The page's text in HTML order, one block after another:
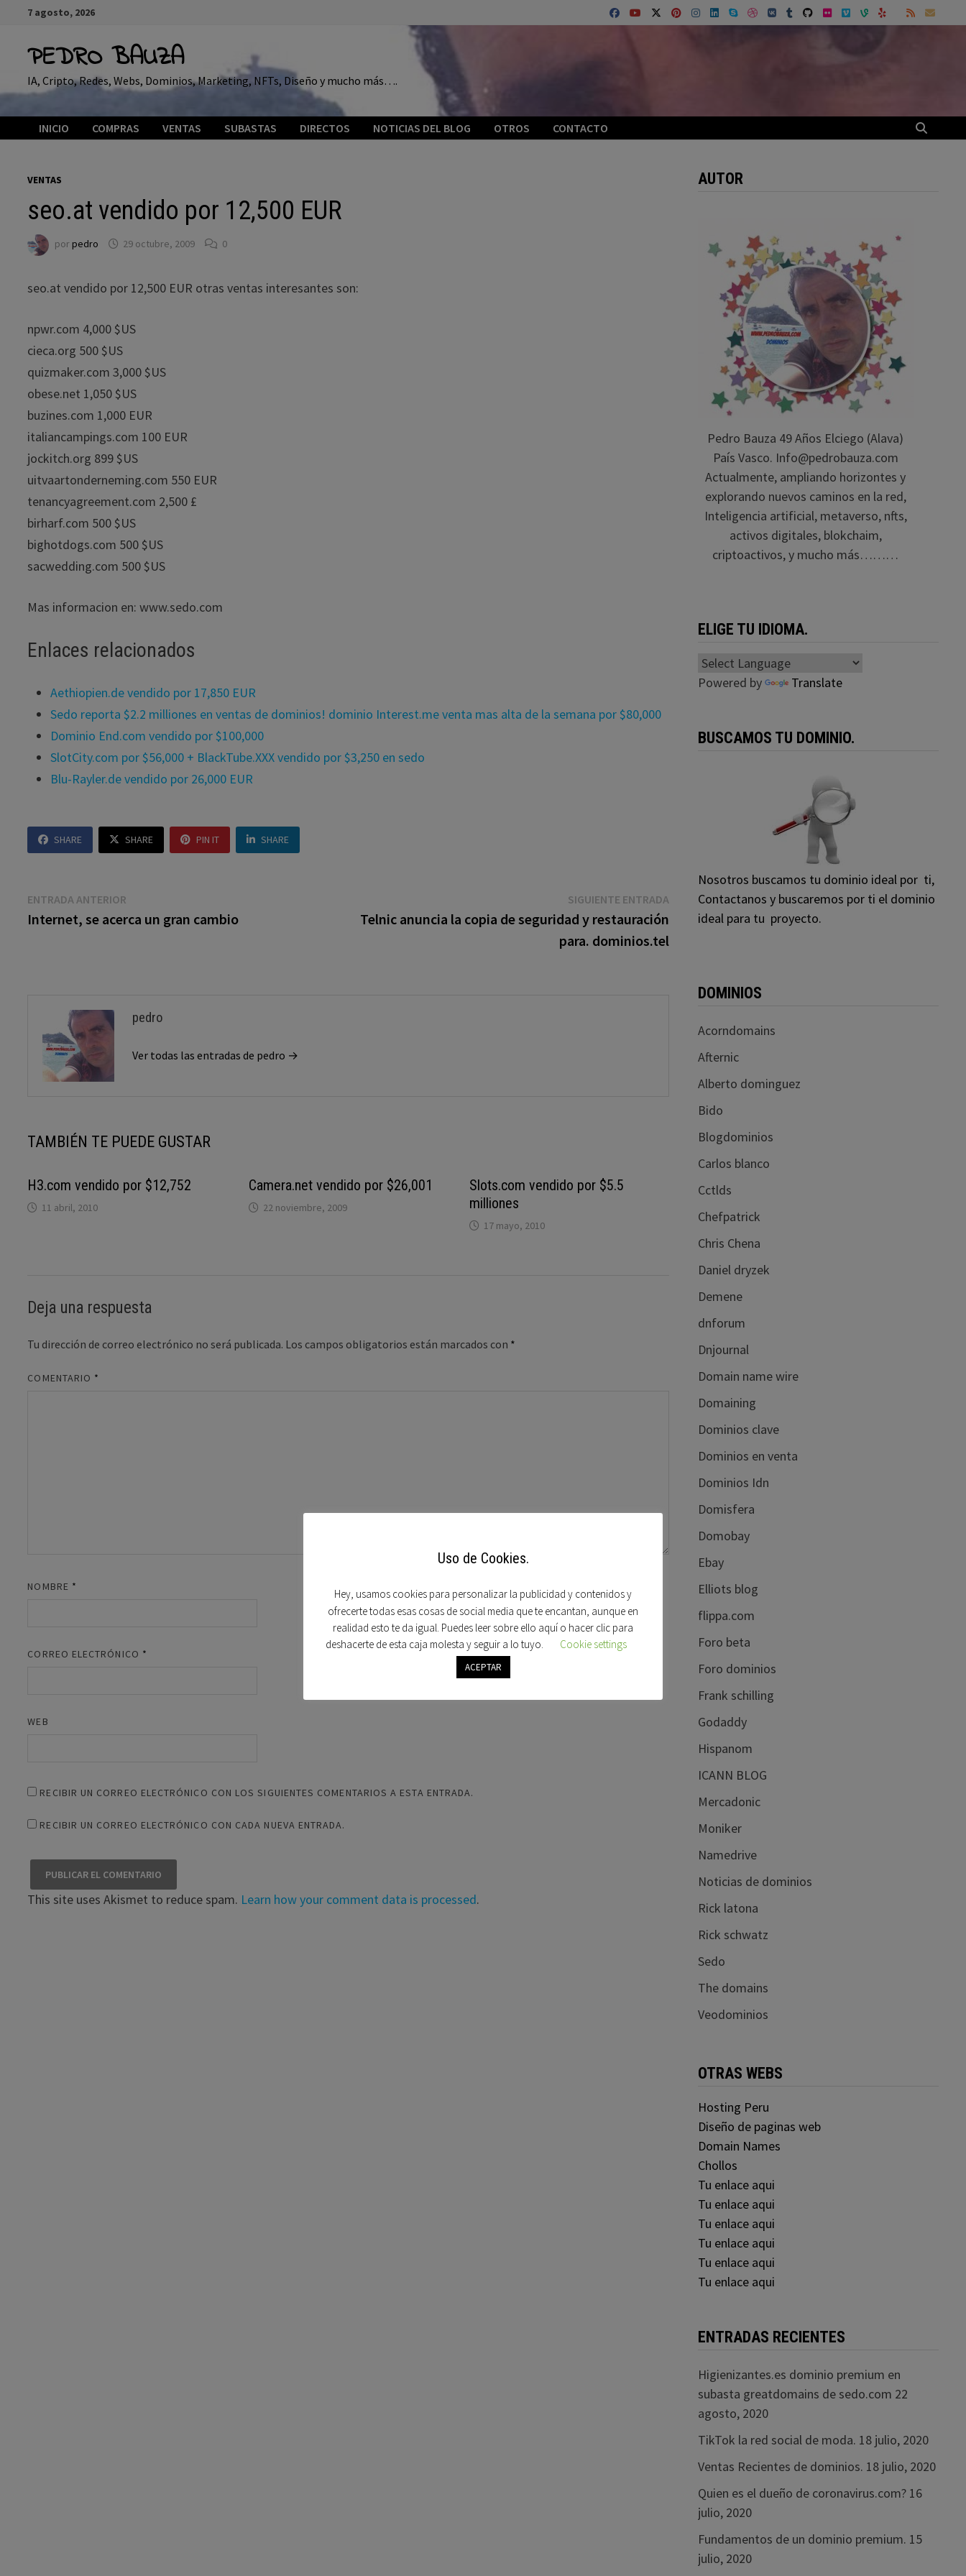
Saltar
contenido
7 agosto, 2026
PEDRO BAUZA
IA, Cripto, Redes, Webs, Dominios, Marketing, NFTs, Diseño y mucho más….
INICIO COMPRAS VENTAS SUBASTAS DIRECTOS NOTICIAS DEL BLOG OTROS CONTACTO
VENTAS
seo.at vendido por 12,500 EUR
porpedro 29 octubre, 2009 0
seo.at vendido por 12,500 EUR otras ventas interesantes son:
npwr.com 4,000 $US
cieca.org 500 $US
quizmaker.com 3,000 $US
obese.net 1,050 $US
buzines.com 1,000 EUR
italiancampings.com 100 EUR
jockitch.org 899 $US
uitvaartonderneming.com 550 EUR
tenancyagreement.com 2,500 £
birharf.com 500 $US
bighotdogs.com 500 $US
sacwedding.com 500 $US
Mas informacion en: www.sedo.com
Enlaces relacionados
Aethiopien.de vendido por 17,850 EUR
Sedo reporta $2.2 milliones en ventas de dominios! dominio Interest.me venta mas alta de la semana por $80,000
Dominio End.com vendido por $100,000
SlotCity.com por $56,000 + BlackTube.XXX vendido por $3,250 en sedo
Blu-Rayler.de vendido por 26,000 EUR
SHARE SHARE PIN IT SHARE
Navegación
de
ENTRADA ANTERIOR
anterior:
Internet, se acerca un gran cambio
SIGUIENTE ENTRADAEntrada
siguiente:
Telnic anuncia la copia de seguridad y restauración
para. dominios.tel
pedro
Ver todas las entradas de pedro →
TAMBIÉN TE PUEDE GUSTAR
H3.com vendido por $12,752
11 abril, 2010
Camera.net vendido por $26,001
22 noviembre, 2009
Slots.com vendido por $5.5
milliones
17 mayo, 2010
Deja una respuesta
Tu dirección de correo electrónico no será publicada. Los campos obligatorios están marcados con *
COMENTARIO *
NOMBRE *
CORREO ELECTRÓNICO *
WEB
RECIBIR UN CORREO ELECTRÓNICO CON LOS SIGUIENTES COMENTARIOS A ESTA ENTRADA.
RECIBIR UN CORREO ELECTRÓNICO CON CADA NUEVA ENTRADA.
This site uses Akismet to reduce spam. Learn how your comment data is processed.
AUTOR
Pedro Bauza 49 Años Elciego (Alava)
País Vasco. Info@pedrobauza.com
Actualmente, ampliando horizontes y
explorando nuevos caminos en la red,
Inteligencia artificial, metaverso, nfts,
activos digitales, blokchaim,
criptoactivos, y mucho más………
ELIGE TU IDIOMA.
Powered by Translate
BUSCAMOS TU DOMINIO.
Nosotros buscamos tu dominio ideal por ti,
Contactanos y buscaremos por ti el dominio
ideal para tu proyecto.
DOMINIOS
Acorndomains
Afternic
Alberto dominguez
Bido
Blogdominios
Carlos blanco
Cctlds
Chefpatrick
Chris Chena
Daniel dryzek
Demene
dnforum
Dnjournal
Domain name wire
Domaining
Dominios clave
Dominios en venta
Dominios Idn
Domisfera
Domobay
Ebay
Elliots blog
flippa.com
Foro beta
Foro dominios
Frank schilling
Godaddy
Hispanom
ICANN BLOG
Mercadonic
Moniker
Namedrive
Noticias de dominios
Rick latona
Rick schwatz
Sedo
The domains
Veodominios
OTRAS WEBS
Hosting Peru
Diseño de paginas web
Domain Names
Chollos
Tu enlace aqui
Tu enlace aqui
Tu enlace aqui
Tu enlace aqui
Tu enlace aqui
Tu enlace aqui
ENTRADAS RECIENTES
Higienizantes.es dominio premium en
subasta greatdomains de sedo.com 22
agosto, 2020
TikTok la red social de moda. 18 julio, 2020
Ventas Recientes de dominios. 18 julio, 2020
Quien es el dueño de coronavirus.com? 16
julio, 2020
Fundamentos de un dominio premium. 15
julio, 2020
Uso de Cookies.
Hey, usamos cookies para personalizar la publicidad y contenidos y
ofrecerte todas esas cosas de social media que te encantan, aunque en
realidad esto te da igual. Puedes leer sobre ello aquí o hacer clic para
deshacerte de esta caja molesta y seguir a lo tuyo.
Cookie settings
ACEPTAR